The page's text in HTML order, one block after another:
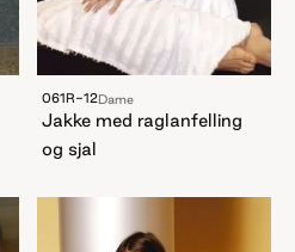
061R-12Dame
Jakke med raglanfelling
og sjal